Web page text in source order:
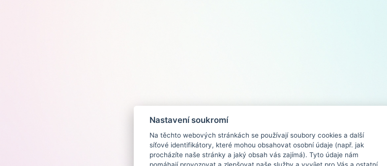
Nastavení soukromí
Na těchto webových stránkách se používají soubory cookies a další
síťové identifikátory, které mohou obsahovat osobní údaje (např. jak
procházíte naše stránky a jaký obsah vás zajímá). Tyto údaje nám